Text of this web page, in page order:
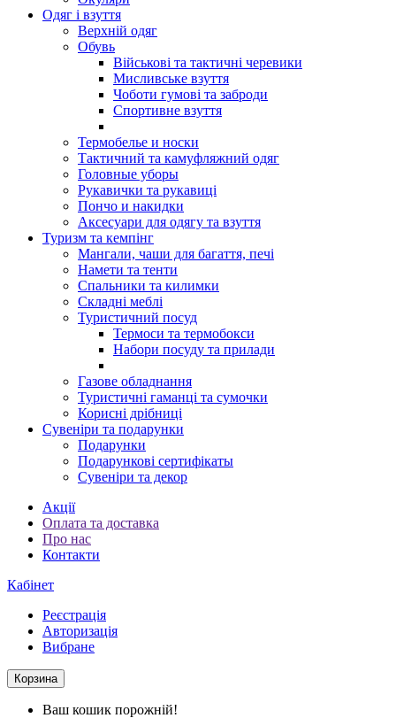
Одяг і взуття
Верхній одяг
Обувь
Військові та тактичні черевики
Мисливське взуття
Чоботи гумові та заброди
Спортивне взуття
Термобелье и носки
Тактичний та камуфляжний одяг
Головные уборы
Рукавички та рукавиці
Пончо и накидки
Аксесуари для одягу та взуття
Туризм та кемпінг
Мангали, чаши для багаття, печі
Намети та тенти
Спальники та килимки
Складні меблі
Туристичний посуд
Термоси та термобокси
Набори посуду та прилади
Газове обладнання
Туристичні гаманці та сумочки
Корисні дрібниці
Сувеніри та подарунки
Подарунки
Подарункові сертифікаты
Сувеніри та декор
Акції
Оплата та доставка
Про нас
Контакти
Кабінет
Реєстрація
Авторизація
Вибране
Корзина
Ваш кошик порожній!